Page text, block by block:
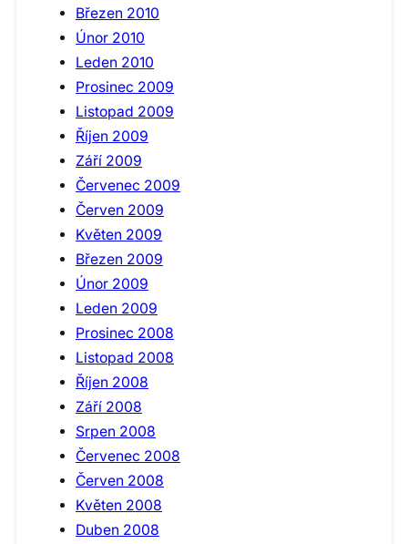
Březen 2010
Únor 2010
Leden 2010
Prosinec 2009
Listopad 2009
Říjen 2009
Září 2009
Červenec 2009
Červen 2009
Květen 2009
Březen 2009
Únor 2009
Leden 2009
Prosinec 2008
Listopad 2008
Říjen 2008
Září 2008
Srpen 2008
Červenec 2008
Červen 2008
Květen 2008
Duben 2008